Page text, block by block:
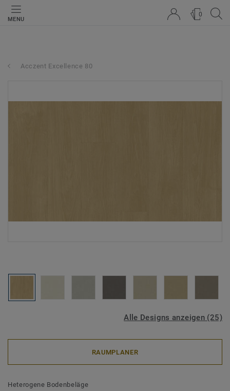
MENU
0
Acczent Excellence 80
Alle Designs anzeigen (25)
RAUMPLANER
Heterogene Bodenbeläge